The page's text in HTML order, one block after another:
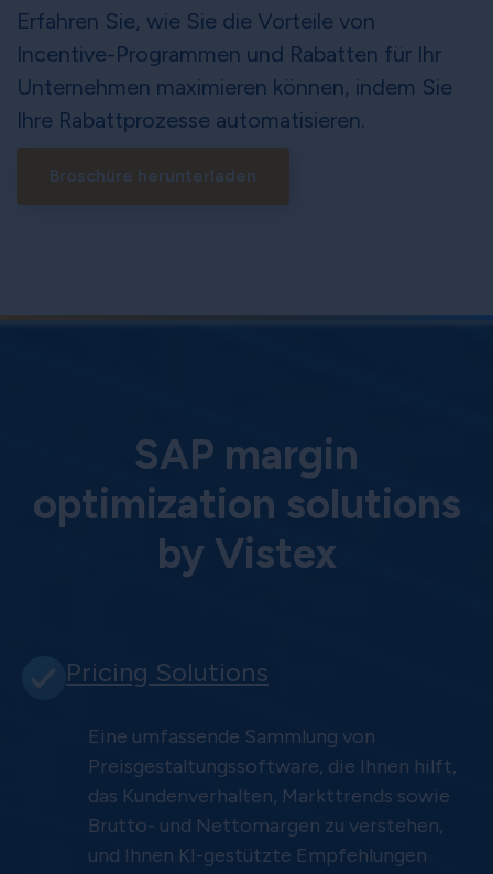
Erfahren Sie, wie Sie die Vorteile von
Incentive-Programmen und Rabatten für Ihr
Unternehmen maximieren können, indem Sie
Ihre Rabattprozesse automatisieren.
Broschüre herunterladen
SAP margin
optimization solutions
by Vistex
Pricing Solutions
Eine umfassende Sammlung von
Preisgestaltungssoftware, die Ihnen hilft,
das Kundenverhalten, Markttrends sowie
Brutto- und Nettomargen zu verstehen,
und Ihnen KI-gestützte Empfehlungen